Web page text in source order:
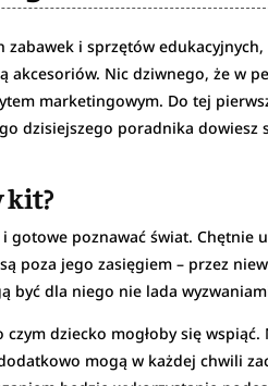
zabawek i sprzętów
akcesoriów. Nic dziwnego, że w
marketingowym. Do tej
dzisiejszego poradnika
kit?
gotowe poznawać świat. Chętnie
poza jego zasięgiem – przez
być dla niego nie lada
dziecko mogłoby się
mogą w każdej chwili